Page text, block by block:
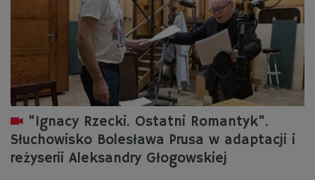
"Ignacy Rzecki. Ostatni Romantyk".
Słuchowisko Bolesława Prusa w adaptacji i
reżyserii Aleksandry Głogowskiej